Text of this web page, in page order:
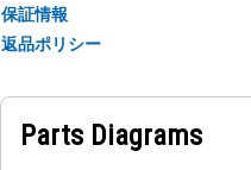
保証情報
返品ポリシー
Parts Diagrams